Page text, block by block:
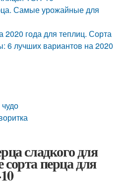
Самые урожайные для
2020 года для теплиц. Сорта
6 лучших вариантов на 2020
сладкого для
перца для